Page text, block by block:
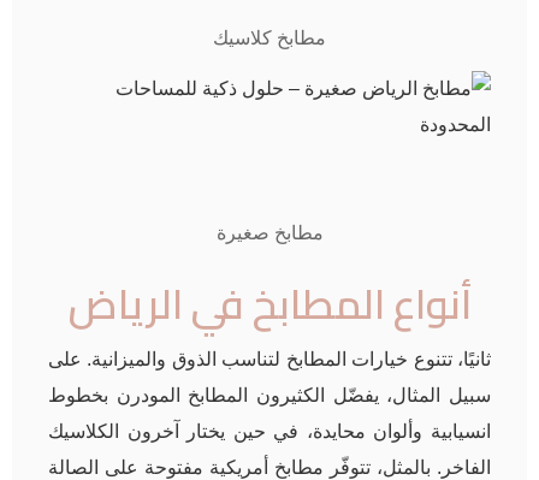
مطابخ كلاسيك
مطابخ صغيرة
أنواع المطابخ في الرياض
ثانيًا، تتنوع خيارات المطابخ لتناسب الذوق والميزانية. على
سبيل المثال، يفضّل الكثيرون المطابخ المودرن بخطوط
انسيابية وألوان محايدة، في حين يختار آخرون الكلاسيك
الفاخر. بالمثل، تتوفّر مطابخ أمريكية مفتوحة على الصالة